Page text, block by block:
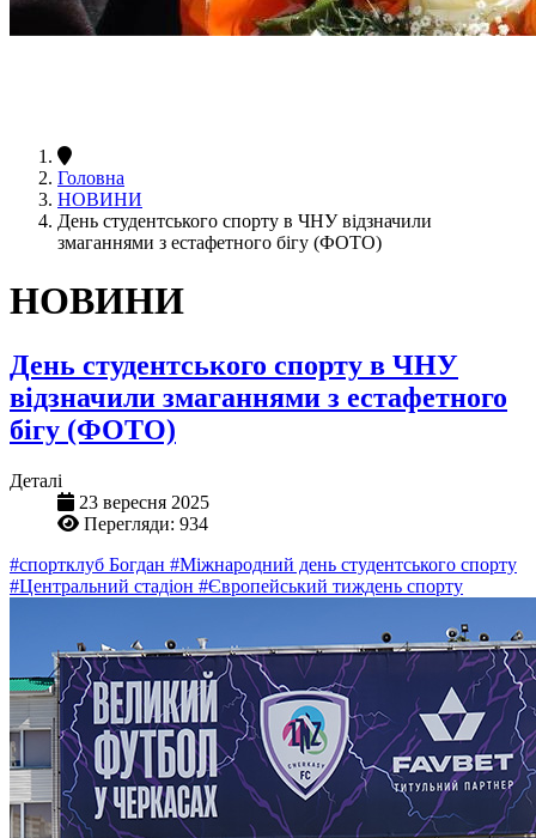
Головна
НОВИНИ
День студентського спорту в ЧНУ відзначили
змаганнями з естафетного бігу (ФОТО)
НОВИНИ
День студентського спорту в ЧНУ
відзначили змаганнями з естафетного
бігу (ФОТО)
Деталі
23 вересня 2025
Перегляди: 934
#спортклуб Богдан #Міжнародний день студентського спорту
#Центральний стадіон #Європейський тиждень спорту